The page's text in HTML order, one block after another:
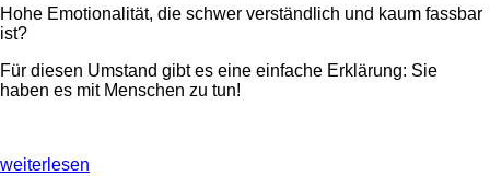
Hohe Emotionalität, die schwer verständlich und kaum fassbar
ist?
Für diesen Umstand gibt es eine einfache Erklärung: Sie
haben es mit Menschen zu tun!
weiterlesen